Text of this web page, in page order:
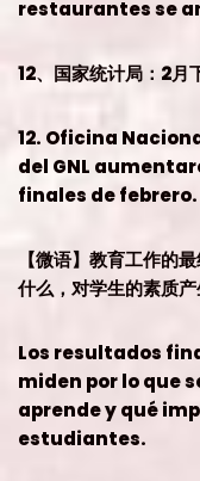
restaurantes se
12、国家统计局：2月
12. Oficina
del GNL
finales de febrero.
【微语】教育工作的
什么，对学生的素质产
Los resultados
miden por lo que
aprende y qué
estudiantes.